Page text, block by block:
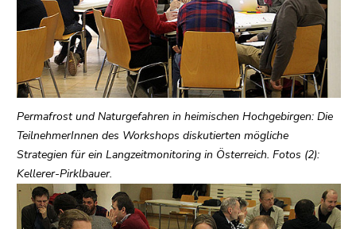
Go
contents
(Accesskey
1)
Go
to
position
marker
(Accesskey
Permafrost und Naturgefahren in heimischen Hochgebirgen: Die
TeilnehmerInnen des Workshops diskutierten mögliche
Strategien für ein Langzeitmonitoring in Österreich. Fotos (2):
Kellerer-Pirklbauer.